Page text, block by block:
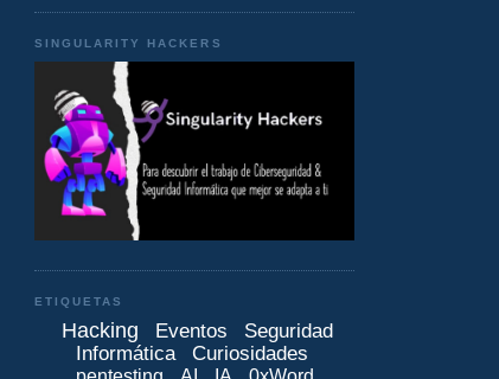
SINGULARITY HACKERS
ETIQUETAS
Hacking Eventos
Seguridad
Informática
Curiosidades